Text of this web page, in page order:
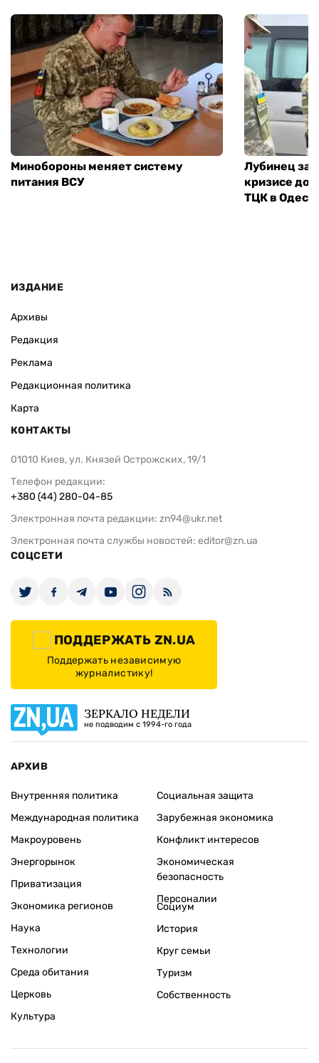
Минобороны меняет систему
питания ВСУ
Лубинец
кризисе
ТЦК в
ИЗДАНИЕ
Архивы
Редакция
Реклама
Редакционная политика
Карта
КОНТАКТЫ
01010 Киев, ул. Князей Острожских, 19/1
Телефон редакции:
+380 (44) 280-04-85
Электронная почта редакции: zn94@ukr.net
Электронная почта службы новостей: editor@zn.ua
СОЦСЕТИ
ПОДДЕРЖАТЬ ZN.UA
Поддержать независимую
журналистику!
ЗЕРКАЛО НЕДЕЛИ
не подводим с 1994-го года
АРХИВ
Внутренняя политика
Международная политика
Макроуровень
Энергорынок
Приватизация
Экономика регионов
Социальная защита
Зарубежная экономика
Конфликт интересов
Экономическая
безопасность
Персоналии
Наука
Технологии
Среда обитания
Церковь
Культура
Социум
История
Круг семьи
Туризм
Собственность